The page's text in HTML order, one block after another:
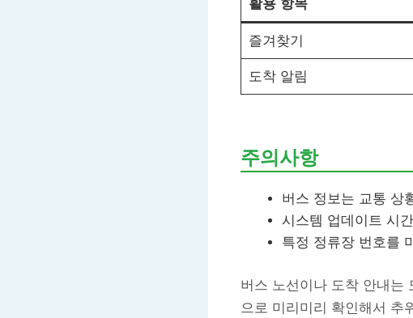
활용 항목
즐겨찾기
도착 알림
주의사항
버스 정보는 교통 상
시스템 업데이트 시
특정 정류장 번호를
버스 노선이나 도착 안내는
으로 미리미리 확인해서 추